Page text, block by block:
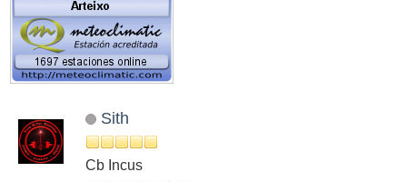
Sith
Cb Incus